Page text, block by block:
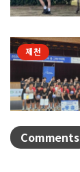
제천
Comments